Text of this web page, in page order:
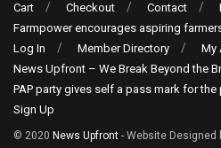
Cart Checkout Contact
Farmpower encourages aspiring
Log In
Member Directory My
News Upfront – We Break Beyond the
PAP party gives self a pass mark for the
Sign Up
© 2020 News Upfront - Website Designed